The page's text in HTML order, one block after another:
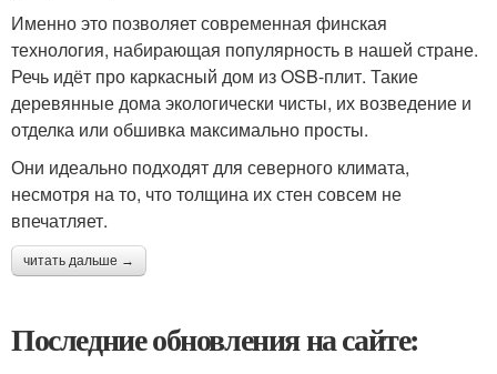
Именно это позволяет современная финская
технология, набирающая популярность в нашей стране.
Речь идёт про каркасный дом из OSB-плит. Такие
деревянные дома экологически чисты, их возведение и
отделка или обшивка максимально просты.
Они идеально подходят для северного климата,
несмотря на то, что толщина их стен совсем не
впечатляет.
читать дальше →
Последние обновления на сайте: